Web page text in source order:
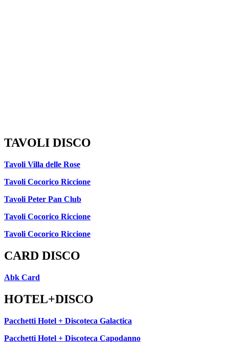
TAVOLI DISCO
Tavoli Villa delle Rose
Tavoli Cocorico Riccione
Tavoli Peter Pan Club
Tavoli Cocorico Riccione
Tavoli Cocorico Riccione
CARD DISCO
Abk Card
HOTEL+DISCO
Pacchetti Hotel + Discoteca Galactica
Pacchetti Hotel + Discoteca Capodanno